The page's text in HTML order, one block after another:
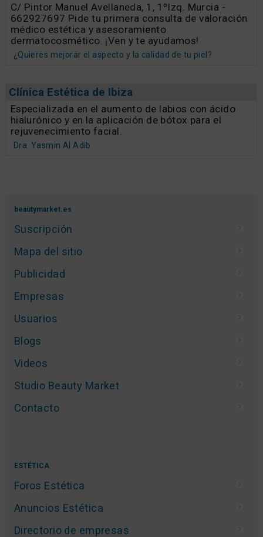
C/ Pintor Manuel Avellaneda, 1, 1ºIzq. Murcia -
662927697 Pide tu primera consulta de valoración
médico estética y asesoramiento
dermatocosmético. ¡Ven y te ayudamos!
¿Quieres mejorar el aspecto y la calidad de tu piel?
Clínica Estética de Ibiza
Especializada en el aumento de labios con ácido
hialurónico y en la aplicación de bótox para el
rejuvenecimiento facial.
Dra. Yasmin Al Adib
beautymarket.es
Suscripción
Mapa del sitio
Publicidad
Empresas
Usuarios
Blogs
Videos
Studio Beauty Market
Contacto
ESTÉTICA
Foros Estética
Anuncios Estética
Directorio de empresas